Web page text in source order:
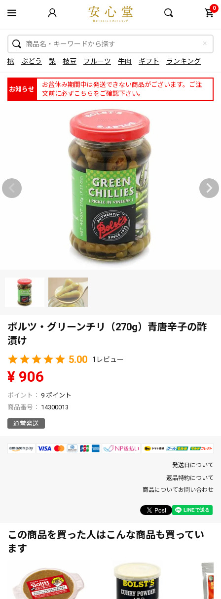
0
桃 ぶどう 梨 枝豆 フルーツ 牛肉 ギフト ランキング
お知らせ
お盆休み期間中は発送できない商品がございます。ご注
文前に必ずこちらをご確認下さい。
ボルツ・グリーンチリ（270g）青唐辛子の酢
漬け
5.00
1
¥ 906
9 ポイント
商品番号
14300013
通常発送
発送日について
返品特約について
商品についてお問い合わせ
この商品を買った人はこんな商品も買ってい
ます